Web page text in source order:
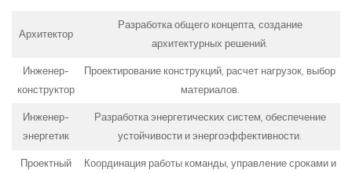
Архитектор
Разработка общего концепта, создание
архитектурных решений.
Инженер-
конструктор
Проектирование конструкций, расчет нагрузок, выбор
материалов.
Инженер-
энергетик
Разработка энергетических систем, обеспечение
устойчивости и энергоэффективности.
Проектный
Координация работы команды, управление сроками и